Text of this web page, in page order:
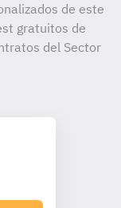
de este
gratuitos de
del Sector